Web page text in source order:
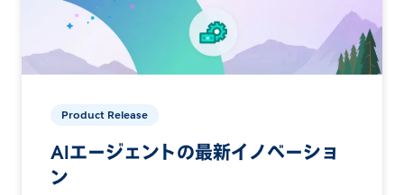
Product Release
AIエージェントの最新イノベーショ
ン